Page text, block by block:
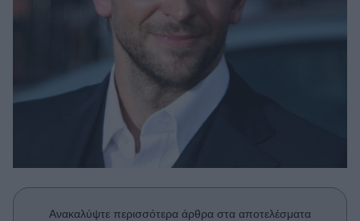
Woman Power
Working Girl
Real Women
Συνεντεύξεις
Ανακαλύψτε περισσότερα άρθρα στα αποτελέσματα